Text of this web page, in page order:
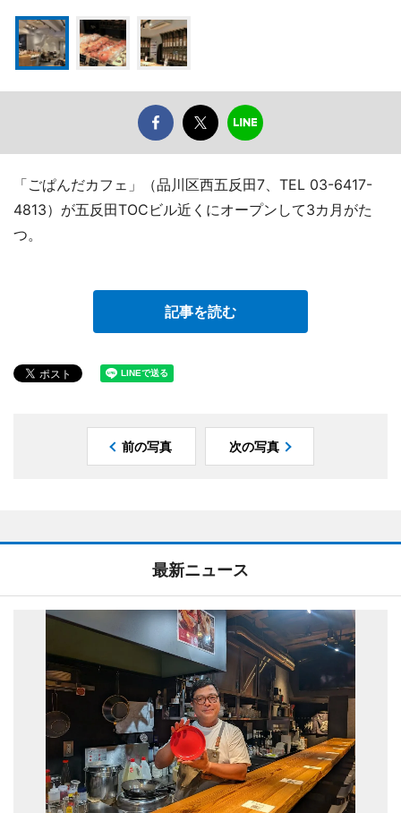
「ごぱんだカフェ」（品川区西五反田7、TEL 03-6417-
4813）が五反田TOCビル近くにオープンして3カ月がた
つ。
記事を読む
前の写真 次の写真
最新ニュース